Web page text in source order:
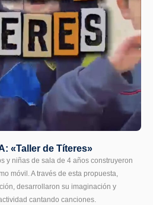
«Taller de Títeres»
y niñas de sala de 4 años construyeron
móvil. A través de esta propuesta,
desarrollaron su imaginación y
cantando canciones.